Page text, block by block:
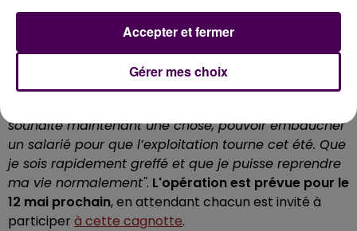
santé et ses nombreuses dialyses, il continue à
encadrer les équipes dont il a la charge
Sylvain Durand qui espère voir l’effort se prolonger
suffisamment pour atteindre les objectifs. Un élan de
générosité qui dépasse Julien Thiesset, peu habitué"à
souhaite maintenant une chose, pouvoir embaucher
un salarié pour que l’exploitation tourne cet été. Que
je sois rapidement greffé et que je puisse reprendre
ma vie normalement". L'opération est prévue pour le
12 mai prochain, en attendant chacun est invité à
participer à cette cagnotte.
Gérer mes choix
Accepter et fermer